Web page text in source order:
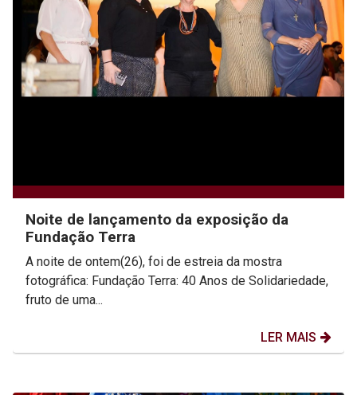
Noite de lançamento da exposição da
Fundação Terra
A noite de ontem(26), foi de estreia da mostra
fotográfica: Fundação Terra: 40 Anos de Solidariedade,
fruto de uma...
LER MAIS